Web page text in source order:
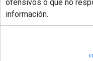
ofensivos o que no
información.